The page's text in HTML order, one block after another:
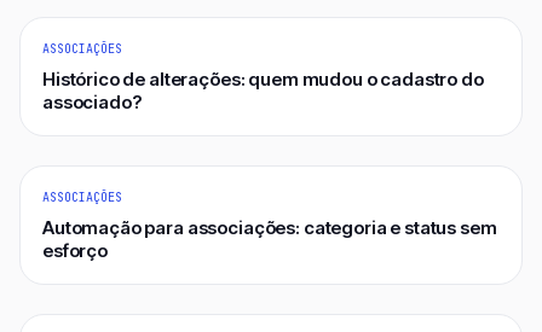
ASSOCIAÇÕES
Histórico de alterações: quem mudou o cadastro do
associado?
ASSOCIAÇÕES
Automação para associações: categoria e status sem
esforço